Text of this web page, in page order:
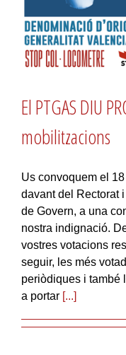
El PTGAS DIU
mobilitzacions
Us convoquem el
davant del Rectorat
de Govern, a una
nostra indignació.
vostres votacions
seguir, les més
periòdiques i també
a portar [...]